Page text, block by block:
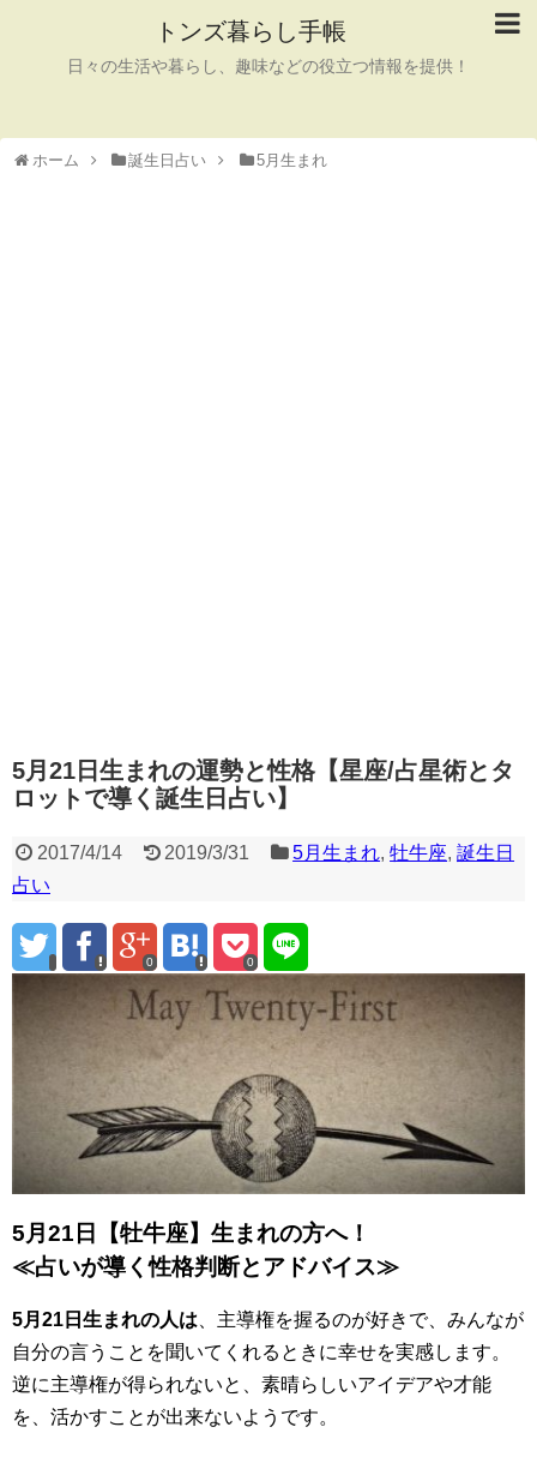
トンズ暮らし手帳
日々の生活や暮らし、趣味などの役立つ情報を提供！
ホーム 誕生日占い 5月生まれ
5月21日生まれの運勢と性格【星座/占星術とタ
ロットで導く誕生日占い】
2017/4/14 2019/3/31 5月生まれ,牡牛座,誕生日
占い
0 0
5月21日【牡牛座】生まれの方へ！
≪占いが導く性格判断とアドバイス≫
5月21日生まれの人は 、主導権を握るのが好きで、みんなが
自分の言うことを聞いてくれるときに幸せを実感します。
逆に主導権が得られないと、素晴らしいアイデアや才能
を、活かすことが出来ないようです。